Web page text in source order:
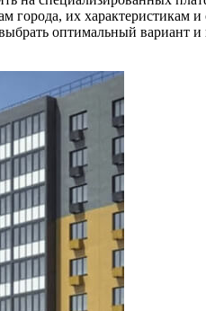
их характеристикам
оптимальный вариант